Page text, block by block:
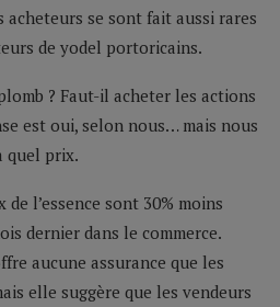
acheteurs se sont fait aussi rares
de yodel portoricains.
? Faut-il acheter les actions
est oui, selon nous… mais nous
quel prix.
l’essence sont 30% moins
dernier dans le commerce.
aucune assurance que les
elle suggère que les vendeurs